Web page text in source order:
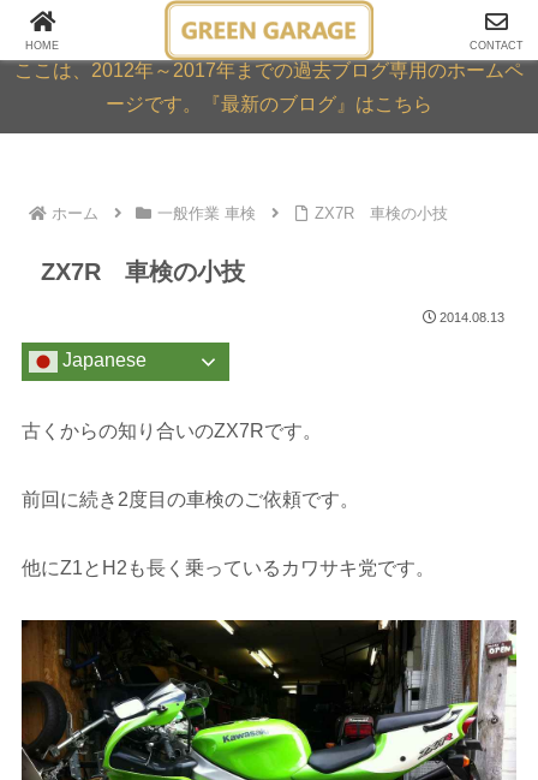
GREEN GARAGE ARCHIVE
ここは、2012年～2017年までの過去ブログ専用のホームペ
ージです。『最新のブログ』はこちら
ホーム 一般作業 車検 ZX7R 車検の小技
ZX7R 車検の小技
2014.08.13
Japanese
古くからの知り合いのZX7Rです。
前回に続き2度目の車検のご依頼です。
他にZ1とH2も長く乗っているカワサキ党です。
HOME CONTACT